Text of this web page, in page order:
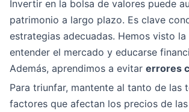
Invertir en la bolsa de valores puede
patrimonio a largo plazo. Es clave
estrategias adecuadas. Hemos visto
entender el mercado y educarse
Además, aprendimos a evitar errores
Para triunfar, mantente al tanto de las
factores que afectan los precios de